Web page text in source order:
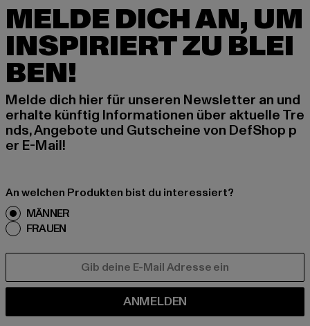
MELDE DICH AN, UM
INSPIRIERT ZU BLEI
BEN!
Melde dich hier für unseren Newsletter an und
erhalte künftig Informationen über aktuelle Tre
nds, Angebote und Gutscheine von DefShop p
er E-Mail!
An welchen Produkten bist du interessiert?
MÄNNER
FRAUEN
ANMELDEN